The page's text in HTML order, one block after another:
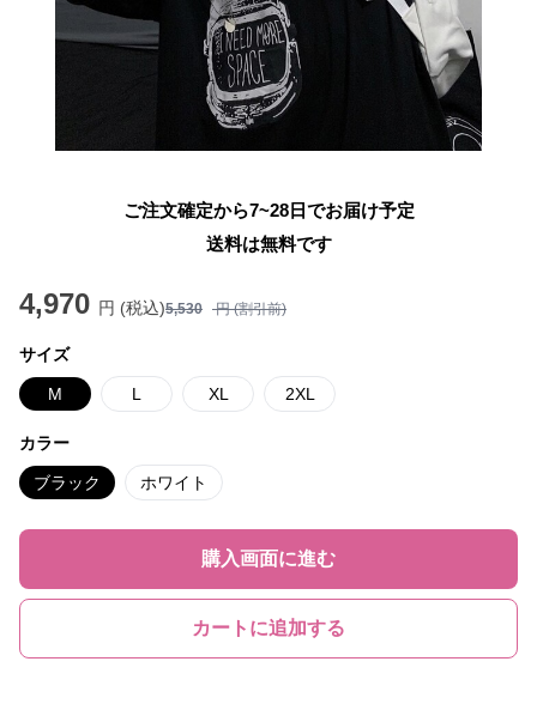
ご注文確定から7~28日でお届け予定
送料は無料です
4,970 円 (税込)5,530 円 (割引前)
サイズ
M L XL 2XL
カラー
ブラック ホワイト
購入画面に進む
カートに追加する